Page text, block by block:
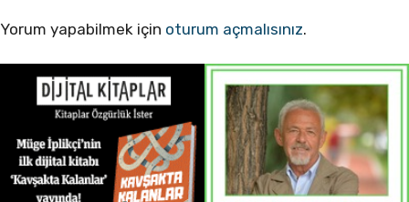
Yorum yapabilmek için oturum açmalısınız.